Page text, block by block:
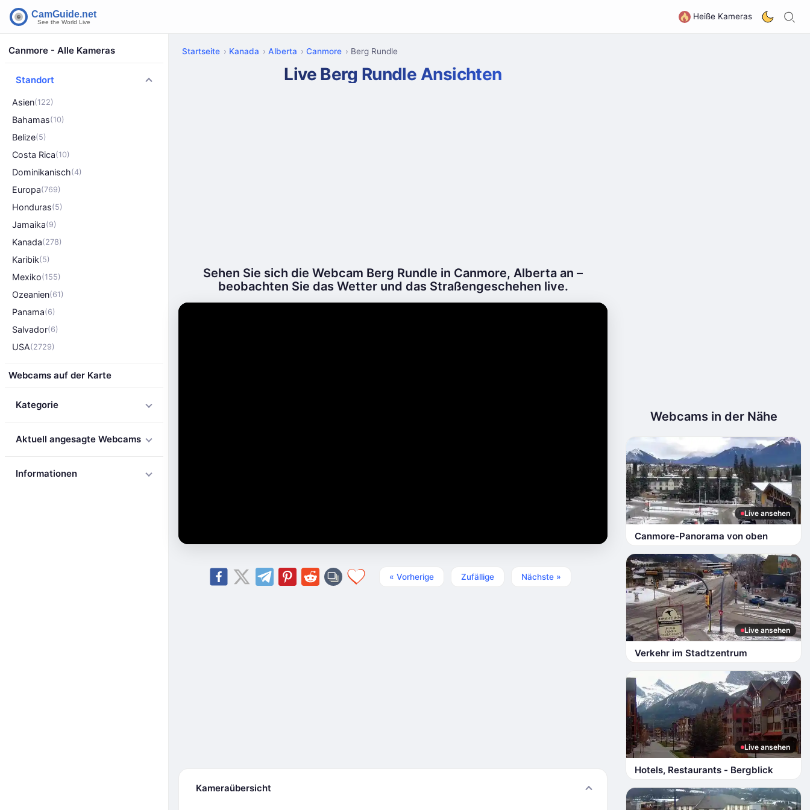
Heiße Kameras
Canmore - Alle Kameras
Standort
Asien(122)
Bahamas(10)
Belize(5)
Costa Rica(10)
Dominikanisch(4)
Europa(769)
Honduras(5)
Jamaika(9)
Kanada(278)
Karibik(5)
Mexiko(155)
Ozeanien(61)
Panama(6)
Salvador(6)
USA(2729)
Webcams auf der Karte
Kategorie
Aktuell angesagte Webcams
Informationen
Startseite Kanada Alberta Canmore Berg Rundle
Live Berg Rundle Ansichten
Sehen Sie sich die Webcam Berg Rundle in Canmore, Alberta an –
beobachten Sie das Wetter und das Straßengeschehen live.
« Vorherige Zufällige Nächste »
Kameraübersicht
Webcams in der Nähe
Live ansehen
Canmore-Panorama von oben
Live ansehen
Verkehr im Stadtzentrum
Live ansehen
Hotels, Restaurants - Bergblick